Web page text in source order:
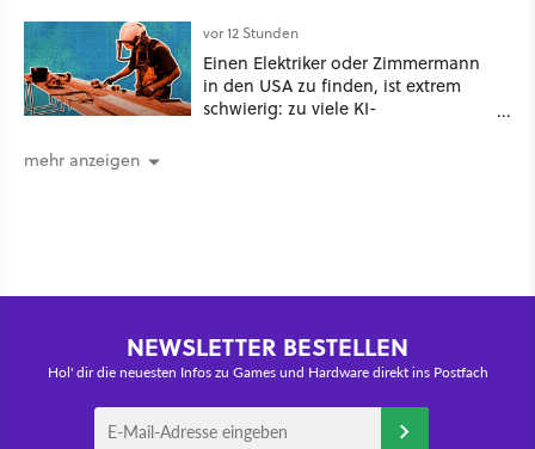
vor 12 Stunden
Einen Elektriker oder Zimmermann
in den USA zu finden, ist extrem
schwierig: zu viele KI-
mehr anzeigen
NEWSLETTER BESTELLEN
Hol' dir die neuesten Infos zu Games und Hardware direkt ins Postfach